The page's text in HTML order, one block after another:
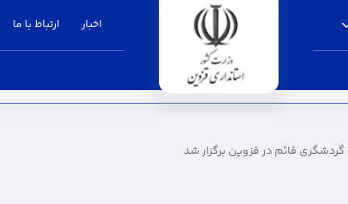
اخبار ارتباط با ما
قائم در قزوین برگزار شد - استانداری قزوین
قائم در قزوین برگزار شد